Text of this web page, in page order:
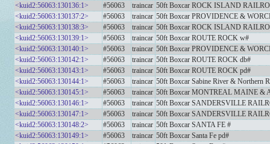
<kuid2:56063:130136:1>
#56063 traincar 50ft Boxcar ROCK ISLAND
<kuid2:56063:130137:2>
#56063 traincar 50ft Boxcar PROVIDENCE &
<kuid2:56063:130138:3>
#56063 traincar 50ft Boxcar ROCK ISLAND
<kuid2:56063:130139:1>
#56063 traincar 50ft Boxcar ROUTE ROCK w#
<kuid2:56063:130140:1>
#56063 traincar 50ft Boxcar PROVIDENCE &
<kuid2:56063:130142:1>
#56063 traincar 50ft Boxcar ROUTE ROCK db#
<kuid2:56063:130143:1>
#56063 traincar 50ft Boxcar ROUTE ROCK pd#
<kuid2:56063:130144:1>
#56063 traincar 50ft Boxcar Sabine River & Northern
<kuid2:56063:130145:1>
#56063 traincar 50ft Boxcar MONTREAL MAINE &
<kuid2:56063:130146:1>
#56063 traincar 50ft Boxcar SANDERSVILLE
<kuid2:56063:130147:1>
#56063 traincar 50ft Boxcar SANDERSVILLE
<kuid2:56063:130148:2>
#56063 traincar 50ft Boxcar SANTA FE #
<kuid2:56063:130149:1>
#56063 traincar 50ft Boxcar Santa Fe pd#